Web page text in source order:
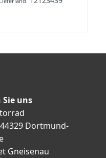
Sie uns
Dortmund-
Gneisenau